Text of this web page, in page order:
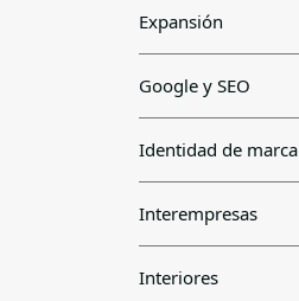
Expansión
Google y SEO
Identidad de marca
Interempresas
Interiores